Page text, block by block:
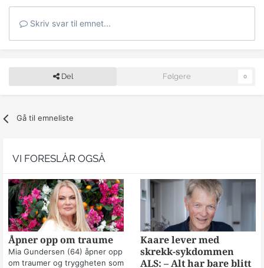
Skriv svar til emnet...
Del Følgere 0
Gå til emneliste
VI FORESLÅR OGSÅ
Åpner opp om traume
Mia Gundersen (64) åpner opp
om traumer og tryggheten som
Kaare lever med
skrekk-sykdommen
ALS: – Alt har bare blitt